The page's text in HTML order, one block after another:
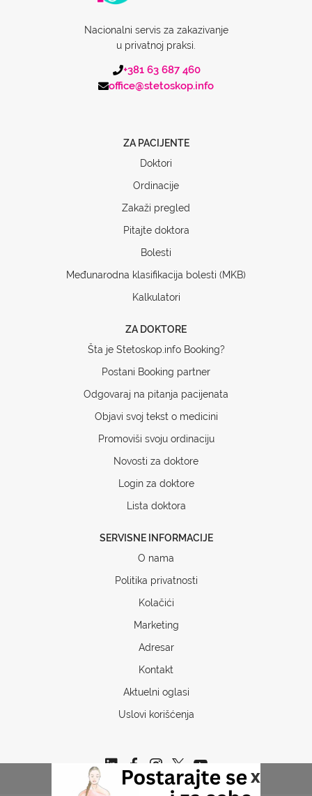
x
Nacionalni servis za zakazivanje
u privatnoj praksi.
+381 63 687 460
office@stetoskop.info
ZA PACIJENTE
Doktori
Ordinacije
Zakaži pregled
Pitajte doktora
Bolesti
Međunarodna klasifikacija bolesti (MKB)
Kalkulatori
ZA DOKTORE
Šta je Stetoskop.info Booking?
Postani Booking partner
Odgovaraj na pitanja pacijenata
Objavi svoj tekst o medicini
Promoviši svoju ordinaciju
Novosti za doktore
Login za doktore
Lista doktora
SERVISNE INFORMACIJE
O nama
Politika privatnosti
Kolačići
Marketing
Adresar
Kontakt
Aktuelni oglasi
Uslovi korišćenja